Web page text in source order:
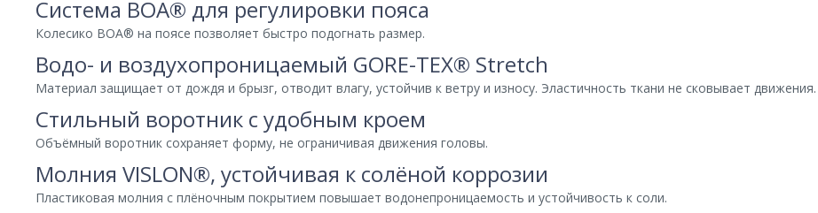
Система BOA® для регулировки пояса
Колесико BOA® на поясе позволяет быстро подогнать размер.
Водо- и воздухопроницаемый GORE-TEX® Stretch
Материал защищает от дождя и брызг, отводит влагу, устойчив к ветру и износу. Эластичность ткани не сковывает движения.
Стильный воротник с удобным кроем
Объёмный воротник сохраняет форму, не ограничивая движения головы.
Молния VISLON®, устойчивая к солёной коррозии
Пластиковая молния с плёночным покрытием повышает водонепроницаемость и устойчивость к соли.